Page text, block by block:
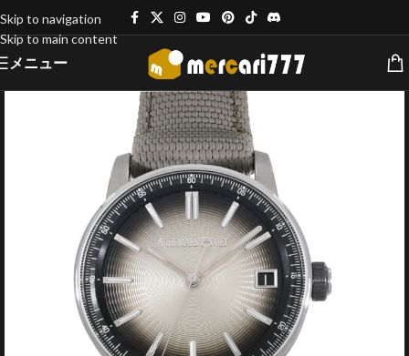
Skip to navigation
Skip to main content
メニュー